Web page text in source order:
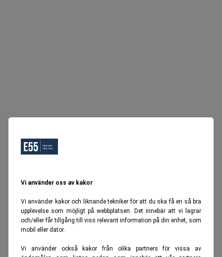
Vi använder oss av kakor
Vi använder kakor och liknande tekniker för att du ska få en så bra
upplevelse som möjligt på webbplatsen. Det innebär att vi lagrar
och/eller får tillgång till viss relevant information på din enhet, som
mobil eller dator.
Vi använder också kakor från olika partners för vissa av